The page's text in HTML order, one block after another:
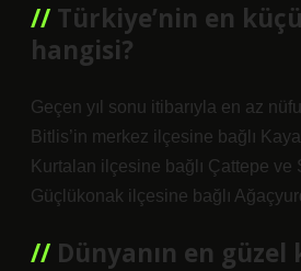
Türkiye’nin en
hangisi?
Geçen yıl sonu itibarıyla en az
Bitlis’in merkez ilçesine bağlı
Kurtalan ilçesine bağlı Çattepe ve
Güçlükonak ilçesine bağlı
Dünyanın en güzel